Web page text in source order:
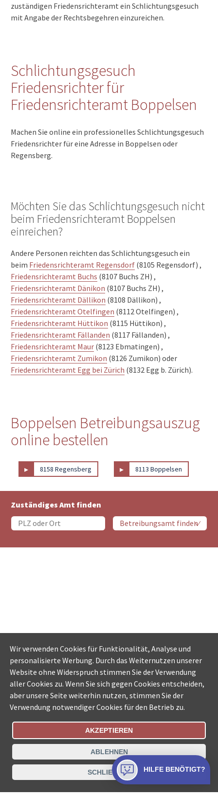
zuständigen Friedensrichteramt ein Schlichtungsgesuch
mit Angabe der Rechtsbegehren einzureichen.
Schlichtungsgesuch
Friedensrichter für
Friedensrichteramt Boppelsen
Machen Sie online ein professionelles Schlichtungsgesuch
Friedensrichter für eine Adresse in Boppelsen oder
Regensberg.
Möchten Sie das Schlichtungsgesuch nicht
beim Friedensrichteramt Boppelsen
einreichen?
Andere Personen reichten das Schlichtungsgesuch ein
beim Friedensrichteramt Regensdorf (8105 Regensdorf) ,
Friedensrichteramt Buchs (8107 Buchs ZH) ,
Friedensrichteramt Dänikon (8107 Buchs ZH) ,
Friedensrichteramt Dällikon (8108 Dällikon) ,
Friedensrichteramt Otelfingen (8112 Otelfingen) ,
Friedensrichteramt Hüttikon (8115 Hüttikon) ,
Friedensrichteramt Fällanden (8117 Fällanden) ,
Friedensrichteramt Maur (8123 Ebmatingen) ,
Friedensrichteramt Zumikon (8126 Zumikon) oder
Friedensrichteramt Egg bei Zürich (8132 Egg b. Zürich).
Boppelsen Betreibungsauszug
online bestellen
▸ 8158 Regensberg ▸ 8113 Boppelsen
Zuständiges Amt finden
Bestellungsstatus Ämtersuche der Schweiz
Datenschutz Impressum Nutzungsbestimmungen
Kontakt
Wir verwenden Cookies für Funktionalität, Analyse und
personalisierte Werbung. Durch das Weiternutzen unserer
Website ohne Widerspruch stimmen Sie der Verwendung
aller Cookies zu. Wenn Sie sich gegen Cookies entscheiden,
aber unsere Seite weiterhin nutzen, stimmen Sie der
Verwendung notwendiger Cookies für den Betrieb zu.
AKZEPTIEREN
ABLEHNEN
SCHLIESSEN HILFE BENÖTIGT?